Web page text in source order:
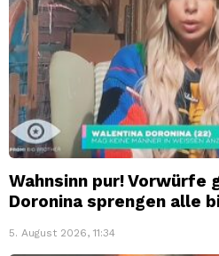
Wahnsinn pur! Vorwürfe
Doronina sprengen alle
5. August 2026, 11:34